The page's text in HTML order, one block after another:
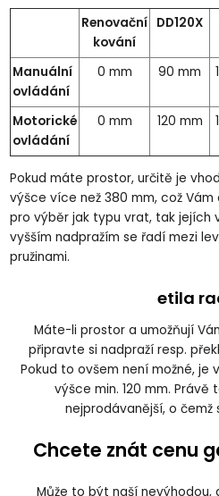
Renovační
kování
DD120X
Manuální
ovládání
0 mm 90 mm
Motorické
ovládání
0 mm 120 mm
Pokud máte prostor, určitě je
výšce více než 380 mm, což
pro výběr jak typu vrat, tak jejích
vyšším nadpražím se řadí mezi
pružinami.
etila
Máte-li prostor a umožňují
připravte si nadpraží resp.
Pokud to ovšem není možné, je
výšce min. 120 mm. Právě
nejprodávanější, o čemž
Chcete znát cenu
Může to být naší nevýhodou,